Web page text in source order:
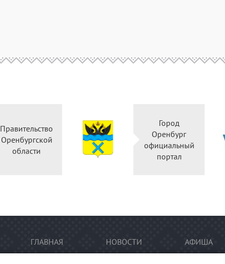
Правительство
Оренбургской
области
Город
Оренбург
официальный
портал
ГЛАВНАЯ НОВОСТИ АФИША